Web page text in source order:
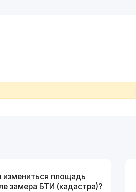
площадь
замера БТИ (кадастра)?